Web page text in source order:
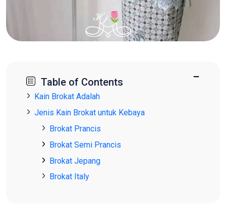
Table of Contents −
Kain Brokat Adalah
Jenis Kain Brokat untuk Kebaya
Brokat Prancis
Brokat Semi Prancis
Brokat Jepang
Brokat Italy